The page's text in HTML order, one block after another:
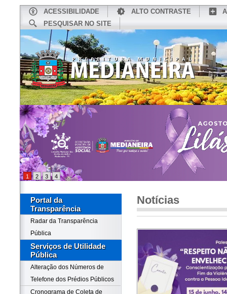
ACESSIBILIDADE ALTO CONTRASTE
PESQUISAR NO SITE
CONHEÇA MEDIANEIRA
1 2 3 4
Portal da
Transparência
Radar da Transparência
Pública
Serviços de Utilidade
Pública
Alteração dos Números de
Telefone dos Prédios Públicos
Cronograma de Coleta de
Notícias